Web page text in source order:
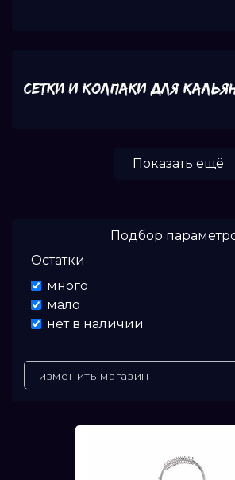
Сетки и колпаки для
Показать ещё
Подбор
Цена
От
До
Остатки
много
мало
нет в наличии
изменить магазин